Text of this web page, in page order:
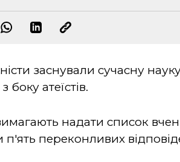
заснували сучасну
боку атеїстів.
надати список
переконливих